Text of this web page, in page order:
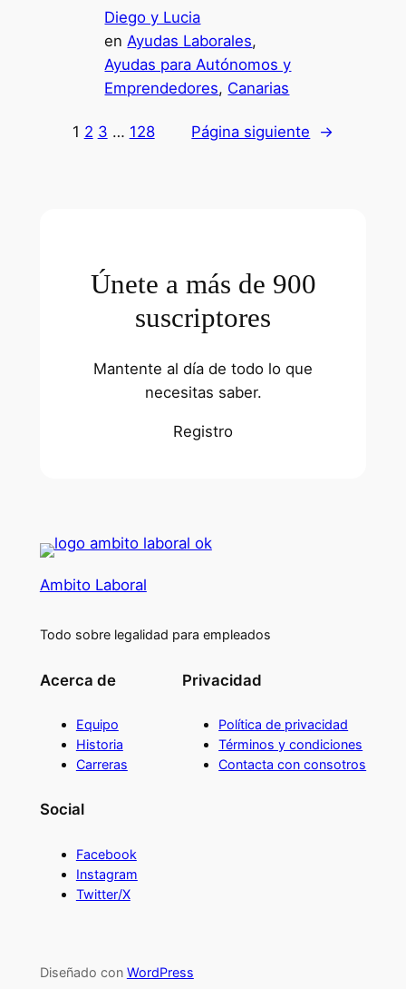
Diego y Lucia
en Ayudas Laborales
Ayudas para Autónomos y
Emprendedores, Canarias
1 2 3 … 128 Página siguiente →
Únete a más de 900
suscriptores
Mantente al día de todo lo que
necesitas saber.
Registro
Ambito Laboral
Todo sobre legalidad para empleados
Acerca de
Equipo
Historia
Carreras
Privacidad
Política de privacidad
Términos y condiciones
Contacta con consotros
Social
Facebook
Instagram
Twitter/X
Diseñado con WordPress